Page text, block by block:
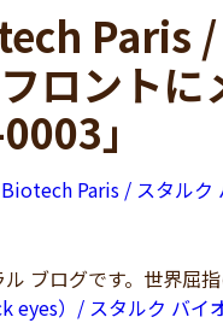
Paris
ロント
」
Paris / スタルク
ブログです。世界屈
）/ スタルク バイ